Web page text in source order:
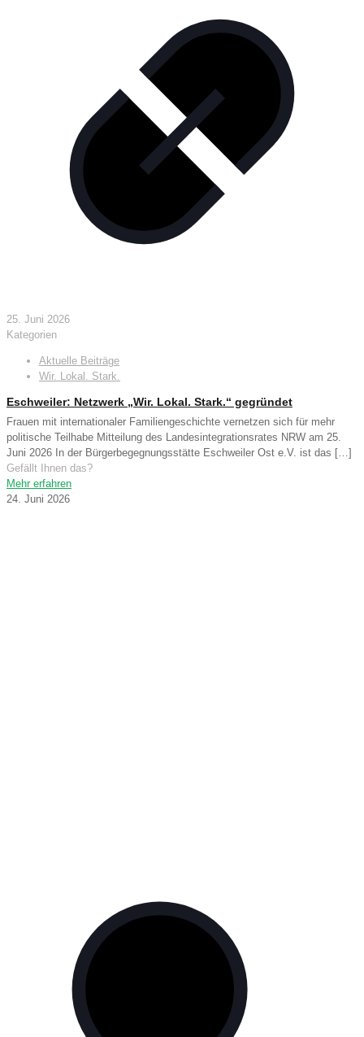
25. Juni 2026
Kategorien
Aktuelle Beiträge
Wir. Lokal. Stark.
Eschweiler: Netzwerk „Wir. Lokal. Stark.“ gegründet
Frauen mit internationaler Familiengeschichte vernetzen sich für mehr
politische Teilhabe Mitteilung des Landesintegrationsrates NRW am 25.
Juni 2026 In der Bürgerbegegnungsstätte Eschweiler Ost e.V. ist das […]
Gefällt Ihnen das?
Mehr erfahren
24. Juni 2026